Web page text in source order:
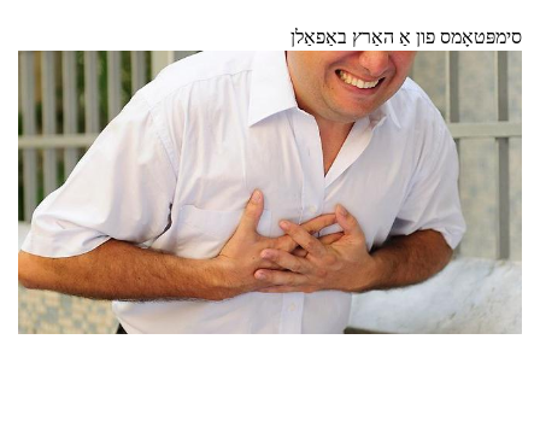
סימפּטאָמס פון אַ האַרץ באַפאַלן